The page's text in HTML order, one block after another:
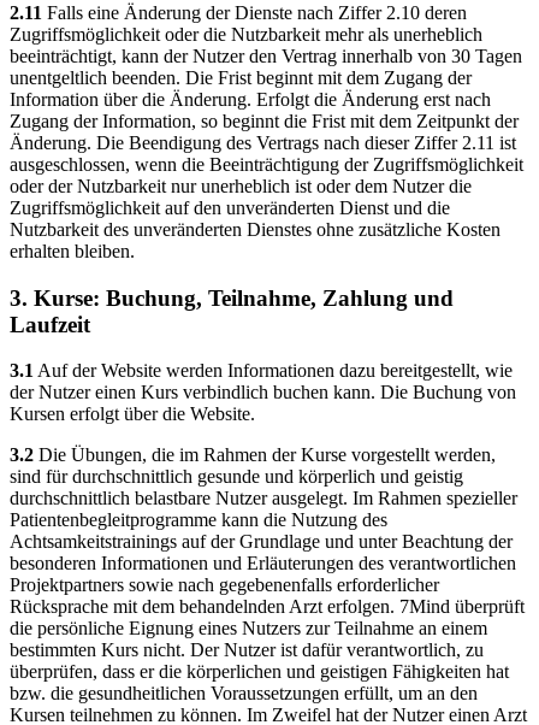
2.11 Falls eine Änderung der Dienste nach Ziffer 2.10 deren
Zugriffsmöglichkeit oder die Nutzbarkeit mehr als unerheblich
beeinträchtigt, kann der Nutzer den Vertrag innerhalb von 30 Tagen
unentgeltlich beenden. Die Frist beginnt mit dem Zugang der
Information über die Änderung. Erfolgt die Änderung erst nach
Zugang der Information, so beginnt die Frist mit dem Zeitpunkt der
Änderung. Die Beendigung des Vertrags nach dieser Ziffer 2.11 ist
ausgeschlossen, wenn die Beeinträchtigung der Zugriffsmöglichkeit
oder der Nutzbarkeit nur unerheblich ist oder dem Nutzer die
Zugriffsmöglichkeit auf den unveränderten Dienst und die
Nutzbarkeit des unveränderten Dienstes ohne zusätzliche Kosten
erhalten bleiben.
3. Kurse: Buchung, Teilnahme, Zahlung und
Laufzeit
3.1 Auf der Website werden Informationen dazu bereitgestellt, wie
der Nutzer einen Kurs verbindlich buchen kann. Die Buchung von
Kursen erfolgt über die Website.
3.2 Die Übungen, die im Rahmen der Kurse vorgestellt werden,
sind für durchschnittlich gesunde und körperlich und geistig
durchschnittlich belastbare Nutzer ausgelegt. Im Rahmen spezieller
Patientenbegleitprogramme kann die Nutzung des
Achtsamkeitstrainings auf der Grundlage und unter Beachtung der
besonderen Informationen und Erläuterungen des verantwortlichen
Projektpartners sowie nach gegebenenfalls erforderlicher
Rücksprache mit dem behandelnden Arzt erfolgen. 7Mind überprüft
die persönliche Eignung eines Nutzers zur Teilnahme an einem
bestimmten Kurs nicht. Der Nutzer ist dafür verantwortlich, zu
überprüfen, dass er die körperlichen und geistigen Fähigkeiten hat
bzw. die gesundheitlichen Voraussetzungen erfüllt, um an den
Kursen teilnehmen zu können. Im Zweifel hat der Nutzer einen Arzt